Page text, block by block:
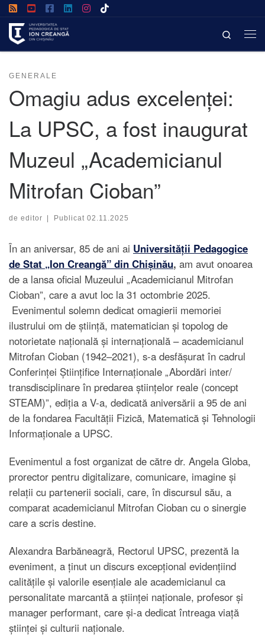
Search
GENERALE
Omagiu adus excelenței:
La UPSC, a fost inaugurat
Muzeul „Academicianul
Mitrofan Cioban”
de editor | Publicat 02.11.2025
În an aniversar, 85 de ani ai Universității Pedagogice
de Stat „Ion Creangă” din Chișinău, am avut onoarea
de a lansa oficial Muzeului „Academicianul Mitrofan
Cioban”, care a avut loc la 31 octombrie 2025.
Evenimentul solemn dedicat omagierii memoriei
ilustrului om de știință, matematician și topolog de
notorietate națională și internațională – academicianul
Mitrofan Cioban (1942–2021), s-a desfășurat în cadrul
Conferinței Științifice Internaționale „Abordări inter/
transdisciplinare în predarea științelor reale (concept
STEAM)”, ediția a V-a, dedicată aniversării a 95 de ani
de la fondarea Facultății Fizică, Matematică și Tehnologii
Informaționale a UPSC.
Evenimentul a fost organizat de către dr. Angela Globa,
prorector pentru digitalizare, comunicare, imagine și
relații cu partenerii sociali, care, în discursul său, a
comparat academicianul Mitrofan Cioban cu o sinergie
care a scris destine.
Alexandra Barbăneagră, Rectorul UPSC, prezentă la
eveniment, a ținut un discurs excepțional evidențiind
calitățile și valorile esențiale ale academicianul ca
personalitate marcantă a științei naționale, profesor și
manager performant, care și-a dedicat întreaga viață
științei și culturii naționale.